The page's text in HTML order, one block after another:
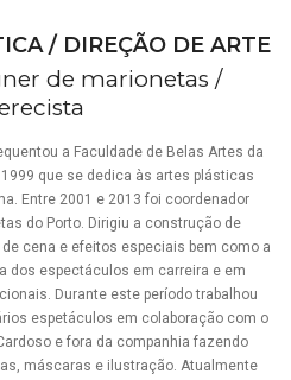
/ DIREÇÃO DE ARTE
de marionetas /
a Faculdade de Belas Artes da
que se dedica às artes plásticas
Entre 2001 e 2013 foi coordenador
do Porto. Dirigiu a construção de
cena e efeitos especiais bem como a
dos espectáculos em carreira e em
Durante este período trabalhou
espetáculos em colaboração com o
e fora da companhia fazendo
máscaras e ilustração. Atualmente